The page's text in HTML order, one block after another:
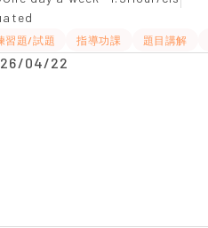
習題/試題 指導功課 題目講解
04/22